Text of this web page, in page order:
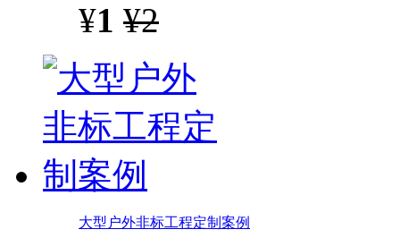
¥1 ¥2
大型户外非标工程定制案例